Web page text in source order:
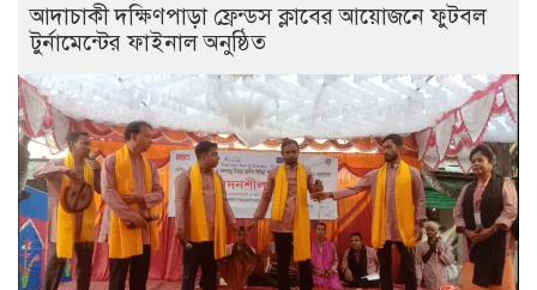
আদাচাকী দক্ষিণপাড়া ফ্রেন্ডস ক্লাবের আয়োজনে ফুটবল
টুর্নামেন্টের ফাইনাল অনুষ্ঠিত